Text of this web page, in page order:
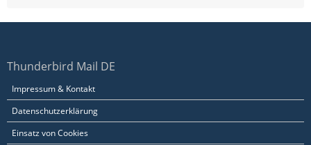
Thunderbird Mail DE
Impressum & Kontakt
Datenschutzerklärung
Einsatz von Cookies